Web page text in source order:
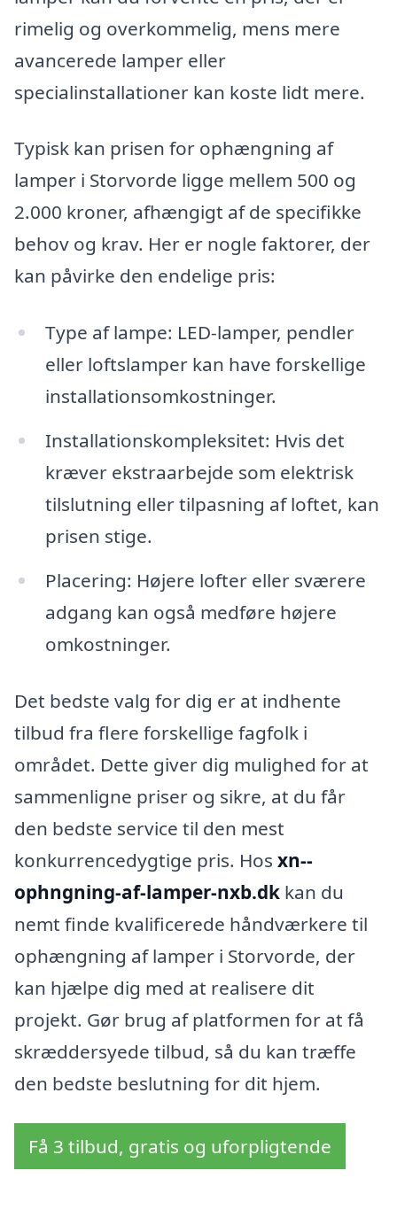
rimelig og overkommelig, mens mere
avancerede lamper eller
specialinstallationer kan koste lidt mere.
Typisk kan prisen for ophængning af
lamper i Storvorde ligge mellem 500 og
2.000 kroner, afhængigt af de specifikke
behov og krav. Her er nogle faktorer, der
kan påvirke den endelige pris:
Type af lampe: LED-lamper, pendler
eller loftslamper kan have forskellige
installationsomkostninger.
Installationskompleksitet: Hvis det
kræver ekstraarbejde som elektrisk
tilslutning eller tilpasning af loftet, kan
prisen stige.
Placering: Højere lofter eller sværere
adgang kan også medføre højere
omkostninger.
Det bedste valg for dig er at indhente
tilbud fra flere forskellige fagfolk i
området. Dette giver dig mulighed for at
sammenligne priser og sikre, at du får
den bedste service til den mest
konkurrencedygtige pris. Hos xn--
ophngning-af-lamper-nxb.dk kan du
nemt finde kvalificerede håndværkere til
ophængning af lamper i Storvorde, der
kan hjælpe dig med at realisere dit
projekt. Gør brug af platformen for at få
skræddersyede tilbud, så du kan træffe
den bedste beslutning for dit hjem.
Få 3 tilbud, gratis og uforpligtende